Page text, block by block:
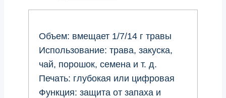
Объем: вмещает 1/7/14 г травы
Использование: трава, закуска,
чай, порошок, семена и т. д.
Печать: глубокая или цифровая
Функция: защита от запаха и